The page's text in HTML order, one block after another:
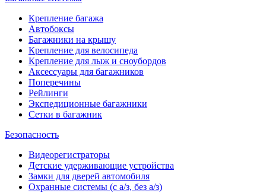
Крепление багажа
Автобоксы
Багажники на крышу
Крепление для велосипеда
Крепление для лыж и сноубордов
Аксессуары для багажников
Поперечины
Рейлинги
Экспедиционные багажники
Сетки в багажник
Безопасность
Видеорегистраторы
Детские удерживающие устройства
Замки для дверей автомобиля
Охранные системы (с а/з, без а/з)